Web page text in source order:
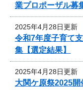
業プロポーザル募
2025年4月28日更新
令和7年度子育て
集【選定結果】
2025年4月28日更新
大関ケ原祭2025